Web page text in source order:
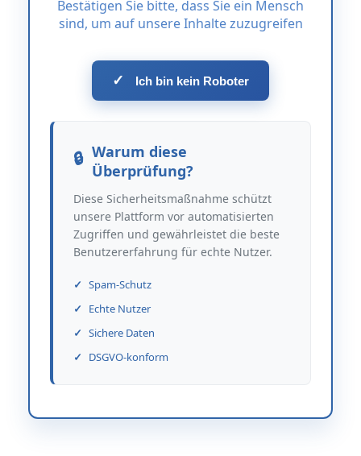
Bestätigen Sie bitte, dass Sie ein Mensch
sind, um auf unsere Inhalte zuzugreifen
✓ Ich bin kein Roboter
Warum diese
Überprüfung?
Diese Sicherheitsmaßnahme schützt
unsere Plattform vor automatisierten
Zugriffen und gewährleistet die beste
Benutzererfahrung für echte Nutzer.
Spam-Schutz
Echte Nutzer
Sichere Daten
DSGVO-konform